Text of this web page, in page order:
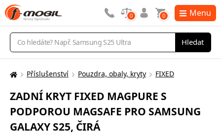
Vyhledávání
Hledat
0 0 Menu
Zde
nacházíte:
Příslušenství Pouzdra, obaly, kryty FIXED
ZADNÍ KRYT FIXED MAGPURE S
PODPOROU MAGSAFE PRO SAMSUNG
GALAXY S25, ČIRÁ